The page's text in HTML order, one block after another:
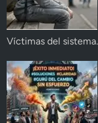
Víctimas del sistema.